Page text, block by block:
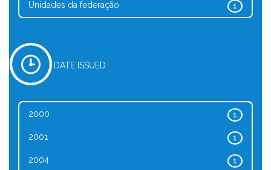
1
Unidades da federação
DATE ISSUED
1
2000
1
2001
1
2004